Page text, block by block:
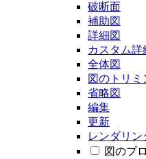
破断面
補助図
詳細図
カスタム詳
全体図
図のトリミ
省略図
編集
更新
レンダリ
図のプ